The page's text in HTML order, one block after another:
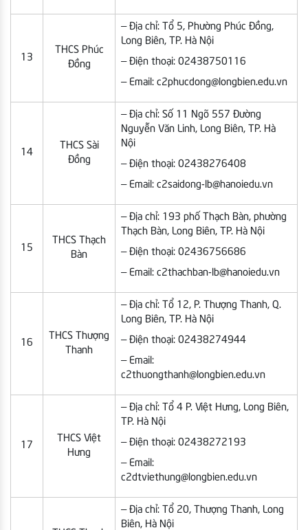
13
THCS Phúc
Đồng
– Địa chỉ: Tổ 5, Phường Phúc Đồng,
Long Biên, TP. Hà Nội
– Điện thoại: 02438750116
– Email: c2phucdong@longbien.edu.vn
14
THCS Sài
Đồng
– Địa chỉ: Số 11 Ngõ 557 Đường
Nguyễn Văn Linh, Long Biên, TP. Hà
Nội
– Điện thoại: 02438276408
– Email: c2saidong-lb@hanoiedu.vn
15
THCS Thạch
Bàn
– Địa chỉ: 193 phố Thạch Bàn, phường
Thạch Bàn, Long Biên, TP. Hà Nội
– Điện thoại: 02436756686
– Email: c2thachban-lb@hanoiedu.vn
16
THCS Thượng
Thanh
– Địa chỉ: Tổ 12, P. Thượng Thanh, Q.
Long Biên, TP. Hà Nội
– Điện thoại: 02438274944
– Email:
c2thuongthanh@longbien.edu.vn
17
THCS Việt
Hưng
– Địa chỉ: Tổ 4 P. Việt Hưng, Long Biên,
TP. Hà Nội
– Điện thoại: 02438272193
– Email:
c2dtviethung@longbien.edu.vn
– Địa chỉ: Tổ 20, Thượng Thanh, Long
Biên, Hà Nội